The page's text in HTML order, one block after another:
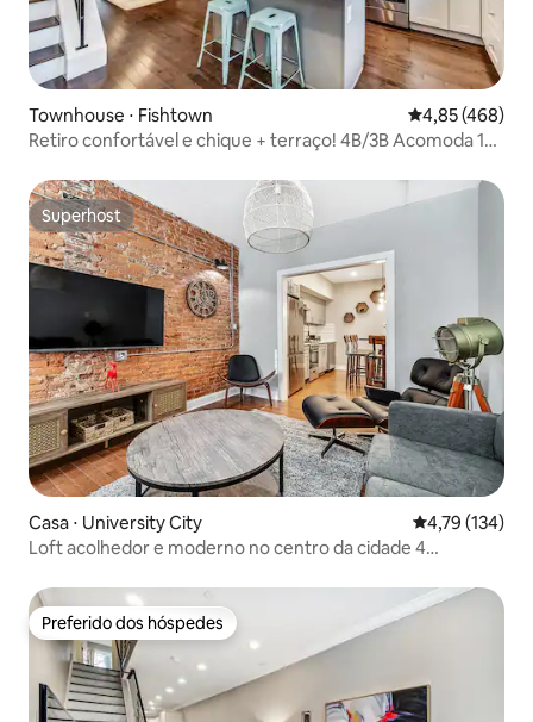
Townhouse ⋅ Fishtown 4,85 de uma
4,85 (468)
Retiro confortável e chique + terraço! 4B/3B Acomoda 10
Superhost
Superhost
Casa ⋅ University City 4,79 de uma
4,79 (134)
Loft acolhedor e moderno no centro da cidade 4
Preferido dos hóspedes
Preferido dos hóspedes